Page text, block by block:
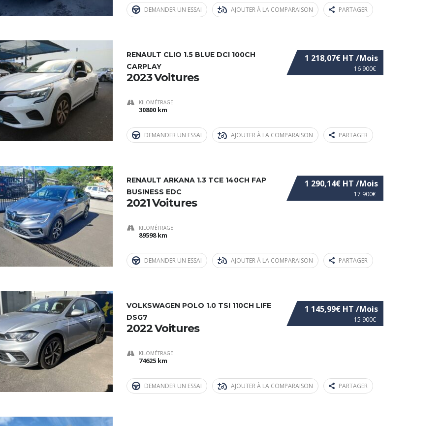
DEMANDER UN ESSAI AJOUTER À LA COMPARAISON PARTAGER
16 900€
1 218,07€ HT /Mois
RENAULT CLIO 1.5 BLUE DCI 100CH
CARPLAY
2023 Voitures
KILOMÉTRAGE
30800 km
DEMANDER UN ESSAI AJOUTER À LA COMPARAISON PARTAGER
17 900€
1 290,14€ HT /Mois
RENAULT ARKANA 1.3 TCE 140CH FAP
BUSINESS EDC
2021 Voitures
KILOMÉTRAGE
89598 km
DEMANDER UN ESSAI AJOUTER À LA COMPARAISON PARTAGER
15 900€
1 145,99€ HT /Mois
VOLKSWAGEN POLO 1.0 TSI 110CH LIFE
DSG7
2022 Voitures
KILOMÉTRAGE
74625 km
DEMANDER UN ESSAI AJOUTER À LA COMPARAISON PARTAGER